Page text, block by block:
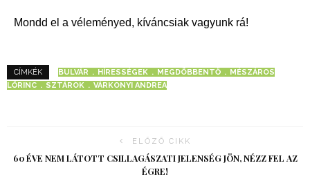
Mondd el a véleményed, kíváncsiak vagyunk rá!
CÍMKÉK BULVÁR HÍRESSÉGEK MEGDÖBBENTŐ
MÉSZÁROS
LŐRINC
SZTÁROK VÁRKONYI ANDREA
ELŐZŐ CIKK
60 ÉVE NEM LÁTOTT CSILLAGÁSZATI JELENSÉG JÖN, NÉZZ FEL AZ
ÉGRE!